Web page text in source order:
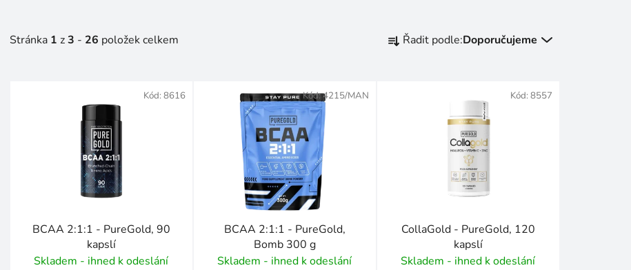
Stránka 1 z3 - 26 položek celkem
a Řadit podle:Doporučujeme
BCAA 2:1:1 - PureGold, 90
kapslí
Skladem - ihned k odeslání
Kód: 8616
BCAA 2:1:1 - PureGold,
Bomb 300 g
Skladem - ihned k odeslání
Kód:4215/MAN
CollaGold - PureGold, 120
kapslí
Skladem - ihned k odeslání
Kód: 8557